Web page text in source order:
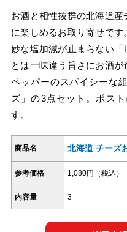
お酒と相性抜群の北海道
に楽しめるお取り寄せで
妙な塩加減が止まらない
とは一味違う旨さにお酒
ペッパーのスパイシーな
ズ」の3点セット。ポス
す。
商品名 北海道 チーズ
参考価格 1,080円（税込）
内容量 3